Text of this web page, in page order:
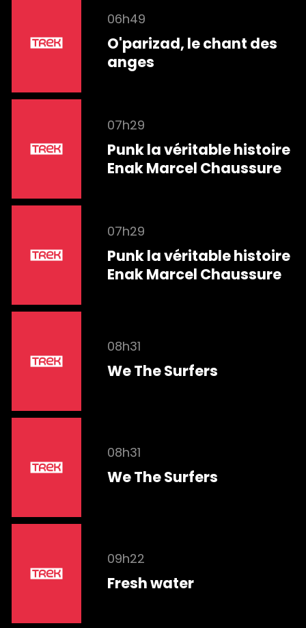
06h49
O'parizad, le chant des
anges
07h29
Punk la véritable histoire
Enak Marcel Chaussure
07h29
Punk la véritable histoire
Enak Marcel Chaussure
08h31
We The Surfers
08h31
We The Surfers
09h22
Fresh water